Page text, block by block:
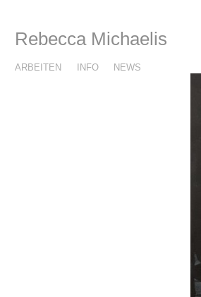
Rebecca Michaelis
ARBEITEN INFO NEWS